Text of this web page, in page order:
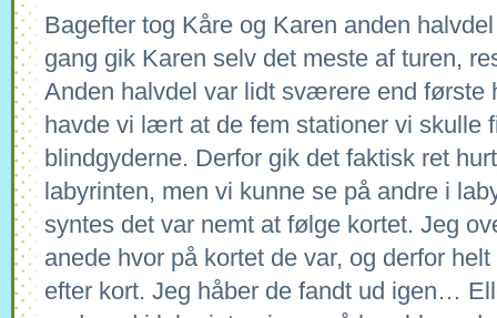
Bagefter tog Kåre og Karen anden
gang gik Karen selv det meste af turen,
Anden halvdel var lidt sværere end
havde vi lært at de fem stationer vi skulle
blindgyderne. Derfor gik det faktisk ret
labyrinten, men vi kunne se på andre i
syntes det var nemt at følge kortet. Jeg
anede hvor på kortet de var, og derfor
efter kort. Jeg håber de fandt ud igen…